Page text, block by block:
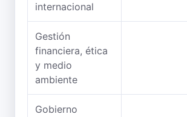
internacional
Gestión
financiera, ética
y medio
ambiente
Gobierno